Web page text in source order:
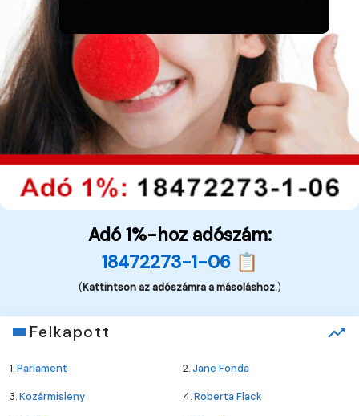
Adó 1%-hoz adószám:
18472273-1-06 📋
(Kattintson az adószámra a másoláshoz.)
Felkapott
1.Parlament 2.Jane Fonda
3.Kozármisleny 4.Roberta Flack